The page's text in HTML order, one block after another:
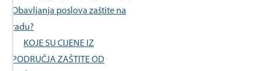
Obavljanja poslova zaštite na
radu?
KOJE SU CIJENE IZ
PODRUČJA ZAŠTITE OD